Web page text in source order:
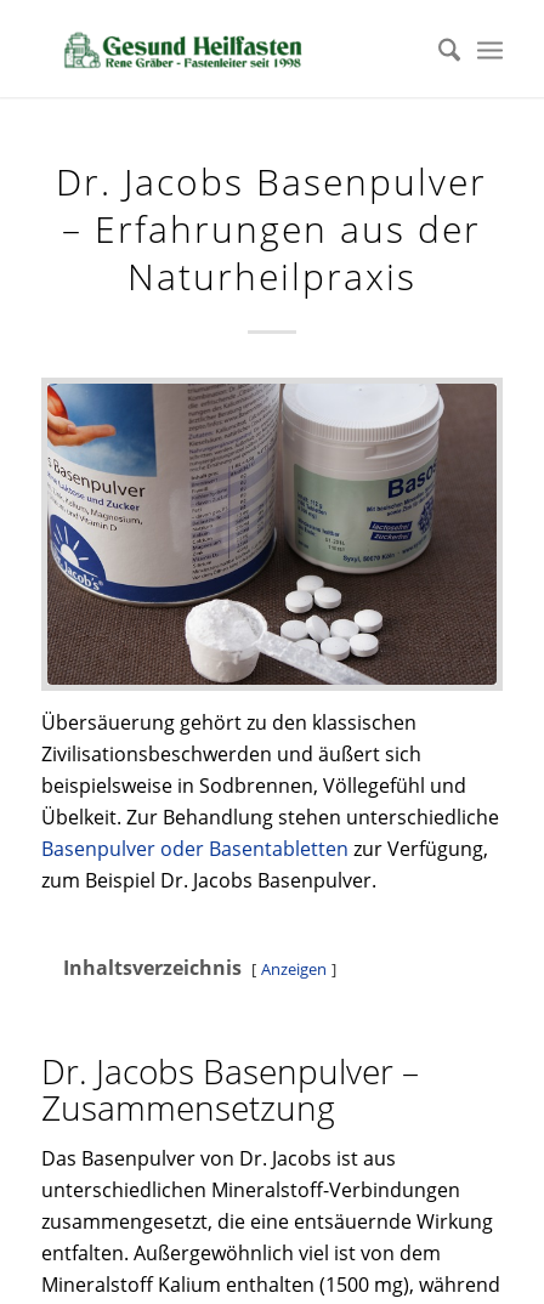
Dr. Jacobs Basenpulver
– Erfahrungen aus der
Naturheilpraxis
Übersäuerung gehört zu den klassischen
Zivilisationsbeschwerden und äußert sich
beispielsweise in Sodbrennen, Völlegefühl und
Übelkeit. Zur Behandlung stehen unterschiedliche
Basenpulver oder Basentabletten zur Verfügung,
zum Beispiel Dr. Jacobs Basenpulver.
Inhaltsverzeichnis Anzeigen
Dr. Jacobs Basenpulver –
Zusammensetzung
Das Basenpulver von Dr. Jacobs ist aus
unterschiedlichen Mineralstoff-Verbindungen
zusammengesetzt, die eine entsäuernde Wirkung
entfalten. Außergewöhnlich viel ist von dem
Mineralstoff Kalium enthalten (1500 mg), während